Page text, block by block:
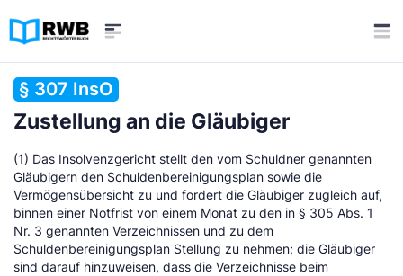
§ 307 InsO
Zustellung an die Gläubiger
(1) Das Insolvenzgericht stellt den vom Schuldner genannten
Gläubigern den Schuldenbereinigungsplan sowie die
Vermögensübersicht zu und fordert die Gläubiger zugleich auf,
binnen einer Notfrist von einem Monat zu den in § 305 Abs. 1
Nr. 3 genannten Verzeichnissen und zu dem
Schuldenbereinigungsplan Stellung zu nehmen; die Gläubiger
sind darauf hinzuweisen, dass die Verzeichnisse beim